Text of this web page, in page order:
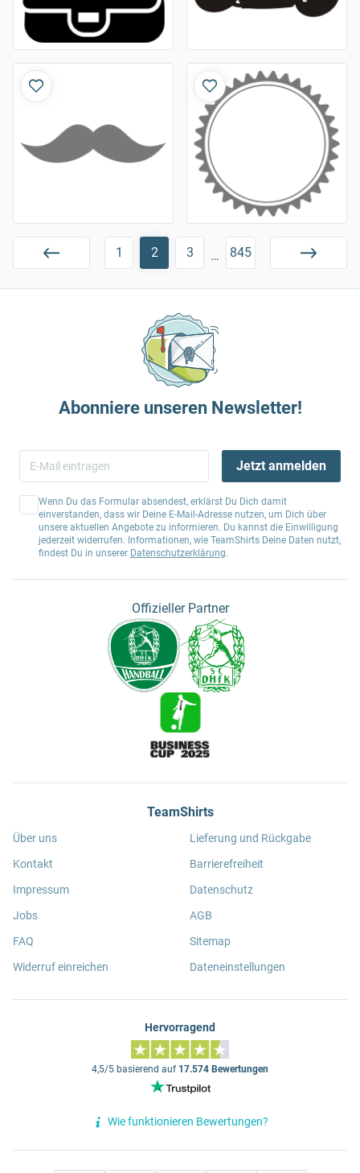
1 2 3 … 845
Abonniere unseren Newsletter!
Jetzt anmelden
Wenn Du das Formular absendest, erklärst Du Dich damit
einverstanden, dass wir Deine E-Mail-Adresse nutzen, um Dich über
unsere aktuellen Angebote zu informieren. Du kannst die Einwilligung
jederzeit widerrufen. Informationen, wie TeamShirts Deine Daten nutzt,
findest Du in unserer Datenschutzerklärung.
Offizieller Partner
TeamShirts
Über uns
Kontakt
Impressum
Jobs
FAQ
Widerruf einreichen
Lieferung und Rückgabe
Barrierefreiheit
Datenschutz
AGB
Sitemap
Dateneinstellungen
Hervorragend
4,5/5 basierend auf 17.574 Bewertungen
Wie funktionieren Bewertungen?